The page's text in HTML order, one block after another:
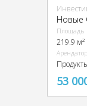
Площадь
219.9 м²
53